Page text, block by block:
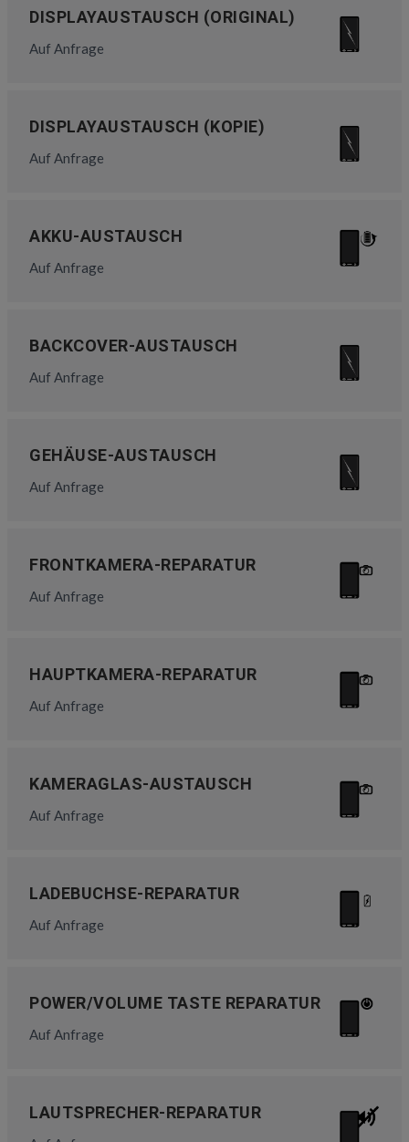
DISPLAYAUSTAUSCH (ORIGINAL)
Auf Anfrage
DISPLAYAUSTAUSCH (KOPIE)
Auf Anfrage
AKKU-AUSTAUSCH
Auf Anfrage
BACKCOVER-AUSTAUSCH
Auf Anfrage
GEHÄUSE-AUSTAUSCH
Auf Anfrage
FRONTKAMERA-REPARATUR
Auf Anfrage
HAUPTKAMERA-REPARATUR
Auf Anfrage
KAMERAGLAS-AUSTAUSCH
Auf Anfrage
LADEBUCHSE-REPARATUR
Auf Anfrage
POWER/VOLUME TASTE REPARATUR
Auf Anfrage
LAUTSPRECHER-REPARATUR